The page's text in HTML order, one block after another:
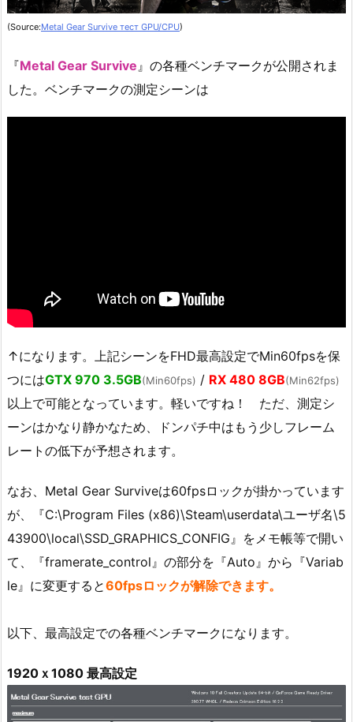
(Source:Metal Gear Survive тест GPU/CPU)
『Metal Gear Survive 』の各種ベンチマークが公開されま
した。ベンチマークの測定シーンは
↑になります。上記シーンをFHD最高設定でMin60fpsを保
つにはGTX 970 3.5GB(Min60fps) / RX 480 8GB(Min62fps)
以上で可能となっています。軽いですね！ ただ、測定シ
ーンはかなり静かなため、ドンパチ中はもう少しフレーム
レートの低下が予想されます。
なお、Metal Gear Surviveは60fpsロックが掛かっています
が、『C:\Program Files (x86)\Steam\userdata\ユーザ名\5
43900\local\SSD_GRAPHICS_CONFIG』をメモ帳等で開い
て、『framerate_control』の部分を『Auto』から『Variab
le』に変更すると60fpsロックが解除できます。
以下、最高設定での各種ベンチマークになります。
1920ｘ1080 最高設定